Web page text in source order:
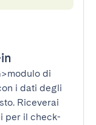
di
i dati degli
Riceverai
per il check-